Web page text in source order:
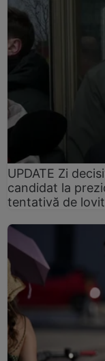
UPDATE Zi
candidat la
tentativă de